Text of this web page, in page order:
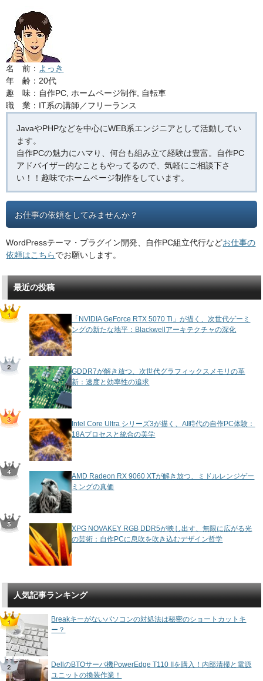
名 前： よっき
年 齢：20代
趣 味：自作PC, ホームページ制作, 自転車
職 業：IT系の講師／フリーランス
JavaやPHPなどを中心にWEB系エンジニアとして活動してい
ます。
自作PCの魅力にハマり、何台も組み立て経験は豊富。自作PC
アドバイザー的なこともやってるので、気軽にご相談下さ
い！！趣味でホームページ制作をしています。
お仕事の依頼をしてみませんか？
WordPressテーマ・プラグイン開発、自作PC組立代行などお仕事の
依頼はこちらでお願いします。
最近の投稿
「NVIDIA GeForce RTX 5070 Ti」が描く、次世代ゲーミ
ングの新たな地平：Blackwellアーキテクチャの深化
GDDR7が解き放つ、次世代グラフィックスメモリの革
新：速度と効率性の追求
Intel Core Ultra シリーズ3が描く、AI時代の自作PC体験：
18Aプロセスと統合の美学
AMD Radeon RX 9060 XTが解き放つ、ミドルレンジゲー
ミングの真価
XPG NOVAKEY RGB DDR5が映し出す、無限に広がる光
の芸術：自作PCに息吹を吹き込むデザイン哲学
人気記事ランキング
Breakキーがないパソコンの対処法は秘密のショートカットキ
ー？
DellのBTOサーバ機PowerEdge T110 IIを購入！内部清掃と電源
ユニットの換装作業！